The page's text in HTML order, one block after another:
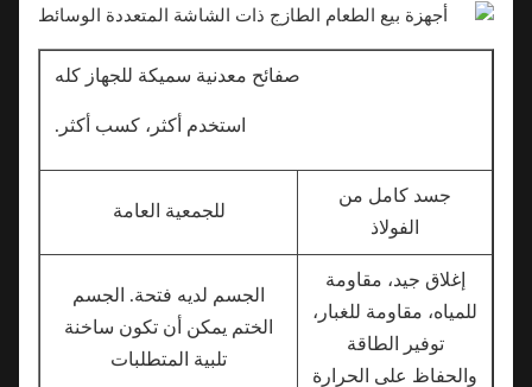
صفائح معدنية سميكة للجهاز كله
استخدم أكثر، كسب أكثر.
جسد كامل من
الفولاذ
للجمعية العامة
إغلاق جيد، مقاومة
للمياه، مقاومة للغبار،
توفير الطاقة
والحفاظ على الحرارة
الجسم لديه فتحة. الجسم
الختم يمكن أن تكون ساخنة
تلبية المتطلبات